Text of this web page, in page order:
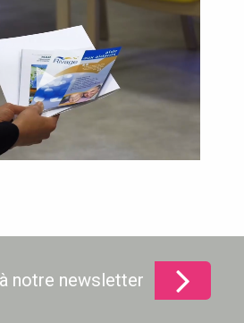
notre newsletter